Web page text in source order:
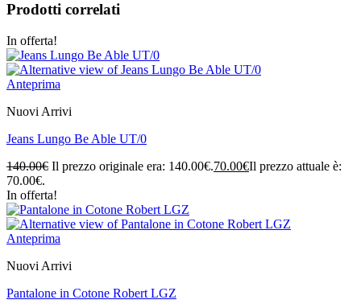
Prodotti correlati
In offerta!
Anteprima
Nuovi Arrivi
Jeans Lungo Be Able UT/0
140.00€ Il prezzo originale era: 140.00€.70.00€Il prezzo attuale è:
70.00€.
In offerta!
Anteprima
Nuovi Arrivi
Pantalone in Cotone Robert LGZ